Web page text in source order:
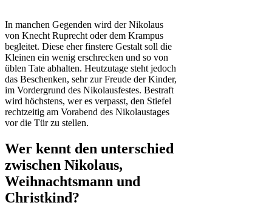
In manchen Gegenden wird der Nikolaus
von Knecht Ruprecht oder dem Krampus
begleitet. Diese eher finstere Gestalt soll die
Kleinen ein wenig erschrecken und so von
üblen Tate abhalten. Heutzutage steht jedoch
das Beschenken, sehr zur Freude der Kinder,
im Vordergrund des Nikolausfestes. Bestraft
wird höchstens, wer es verpasst, den Stiefel
rechtzeitig am Vorabend des Nikolaustages
vor die Tür zu stellen.
Wer kennt den unterschied
zwischen Nikolaus,
Weihnachtsmann und
Christkind?